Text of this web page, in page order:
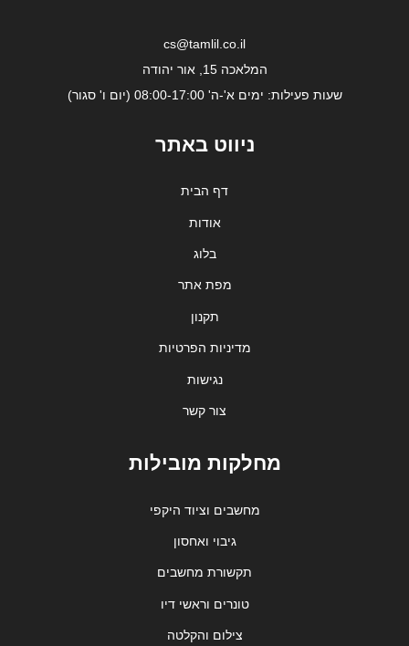
cs@tamlil.co.il
המלאכה 15, אור יהודה
שעות פעילות: ימים א'-ה' 08:00-17:00 (יום ו' סגור)
ניווט באתר
דף הבית
אודות
בלוג
מפת אתר
תקנון
מדיניות הפרטיות
נגישות
צור קשר
מחלקות מובילות
מחשבים וציוד היקפי
גיבוי ואחסון
תקשורת מחשבים
טונרים וראשי דיו
צילום והקלטה